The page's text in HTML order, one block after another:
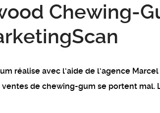
Chewing-
réalise avec l’aide de l’agence
de chewing-gum se portent mal.